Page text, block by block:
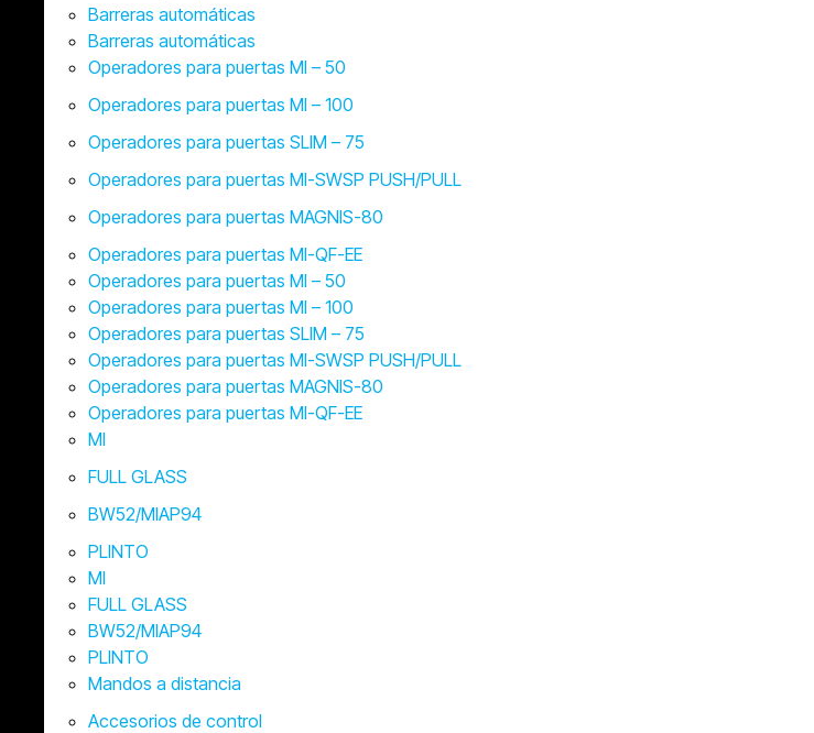
Barreras automáticas
Barreras automáticas
Operadores para puertas MI – 50
Operadores para puertas MI – 100
Operadores para puertas SLIM – 75
Operadores para puertas MI-SWSP PUSH/PULL
Operadores para puertas MAGNIS-80
Operadores para puertas MI-QF-EE
Operadores para puertas MI – 50
Operadores para puertas MI – 100
Operadores para puertas SLIM – 75
Operadores para puertas MI-SWSP PUSH/PULL
Operadores para puertas MAGNIS-80
Operadores para puertas MI-QF-EE
MI
FULL GLASS
BW52/MIAP94
PLINTO
MI
FULL GLASS
BW52/MIAP94
PLINTO
Mandos a distancia
Accesorios de control